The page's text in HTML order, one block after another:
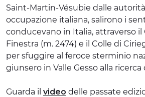
Saint-Martin-Vésubie dalle
occupazione italiana, salirono i
conducevano in Italia, attraverso il
Finestra (m. 2474) e il Colle di
per sfuggire al feroce sterminio
giunsero in Valle Gesso alla
Guarda il video delle passate